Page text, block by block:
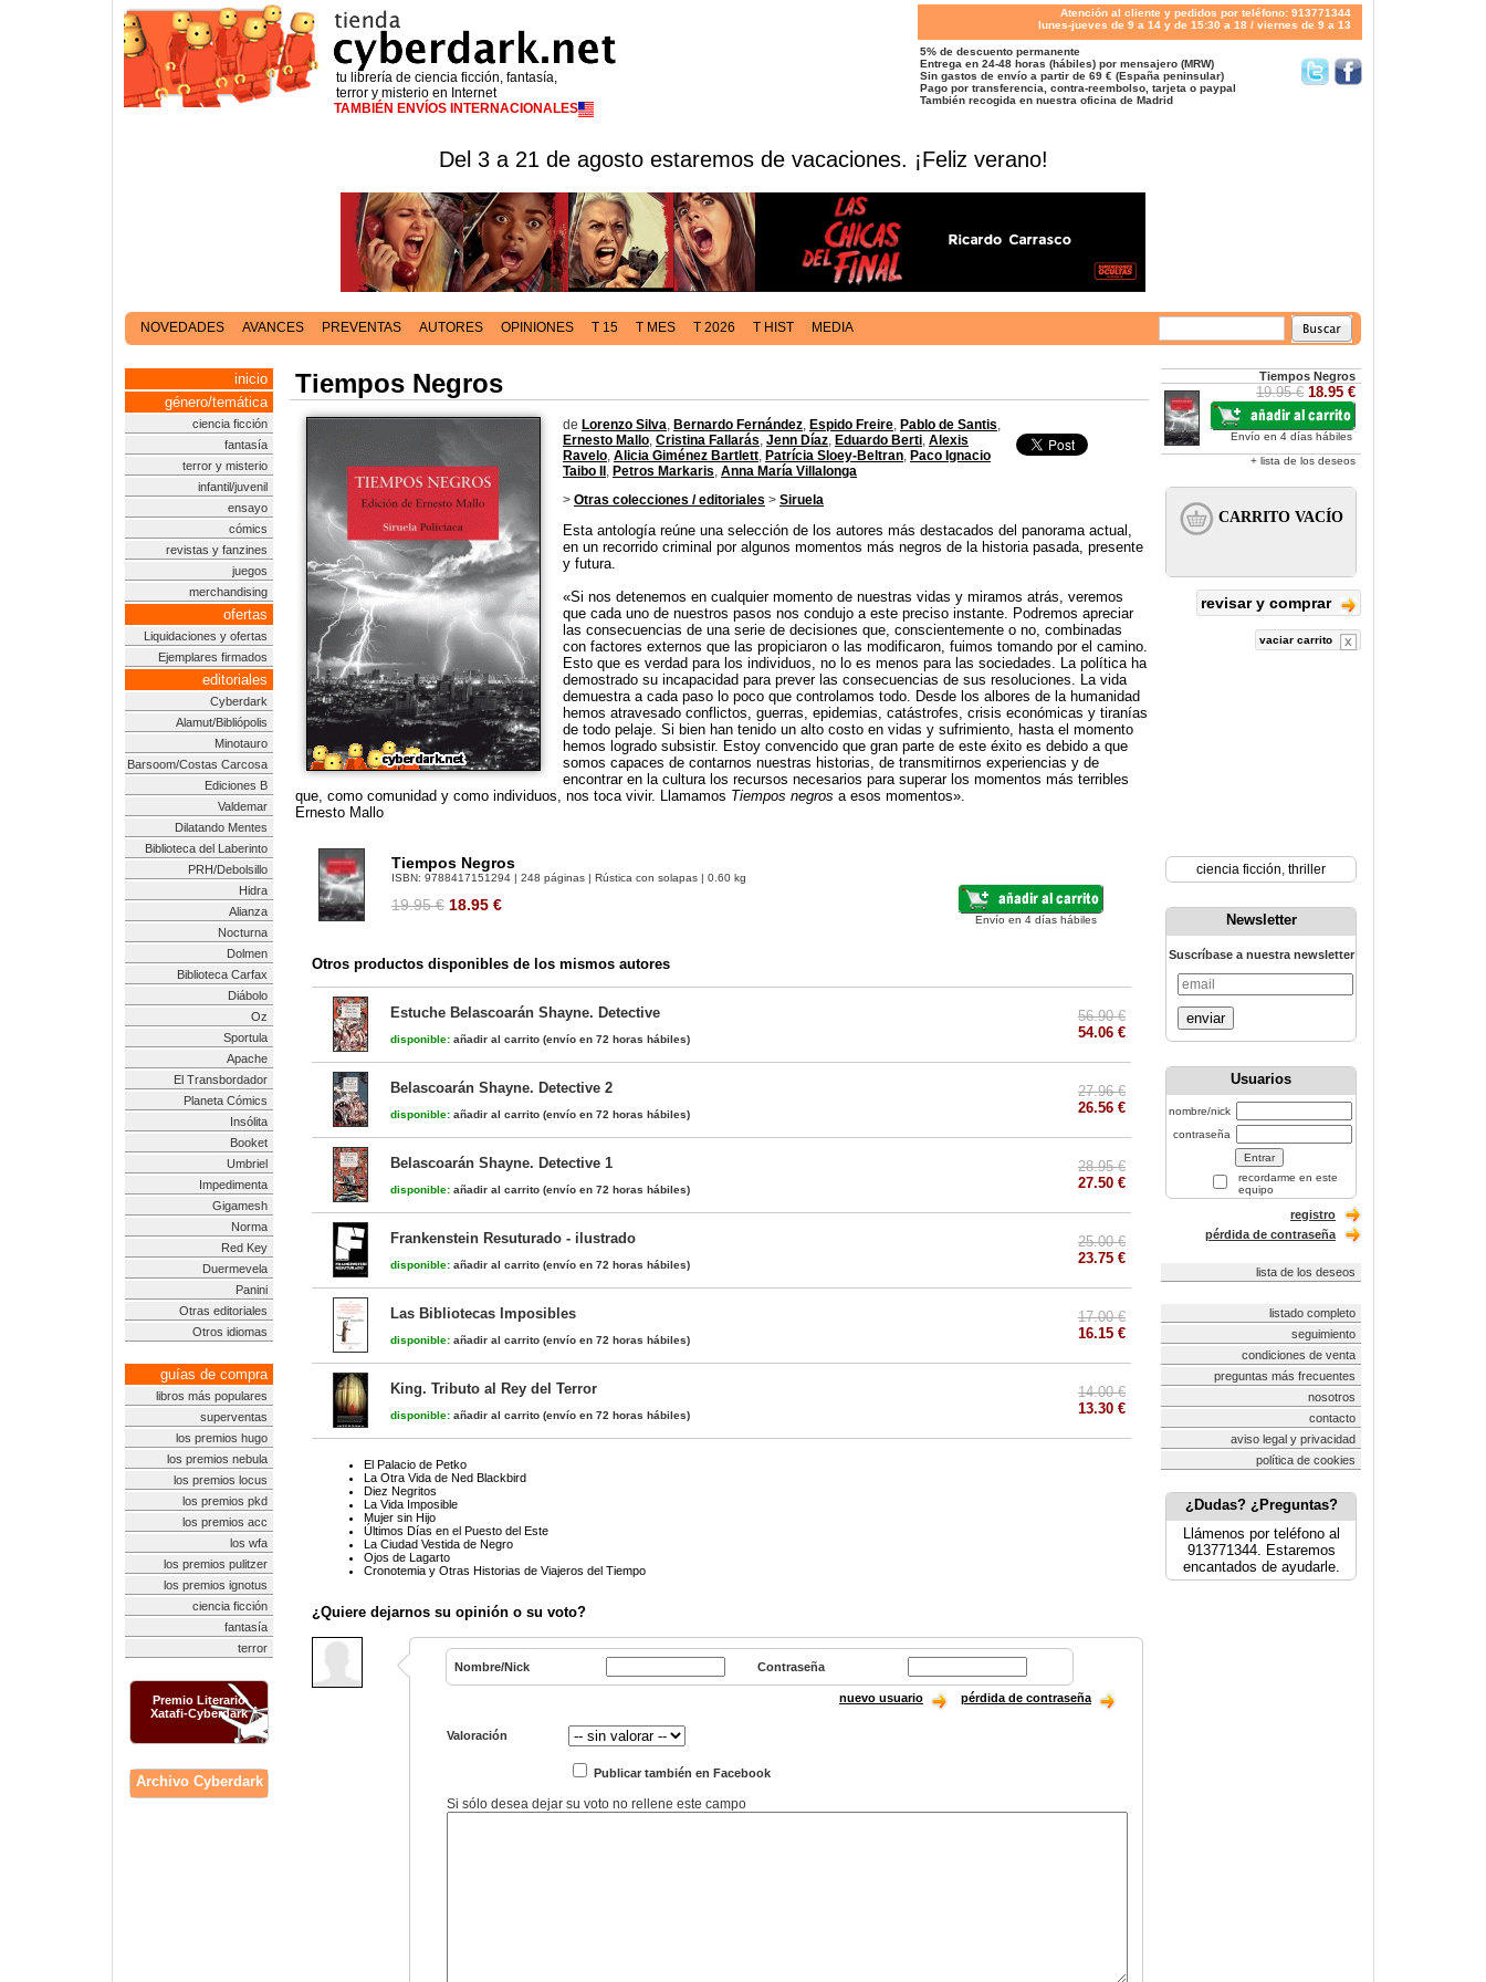
tu librería de ciencia ficción, fantasía,
terror y misterio en Internet
TAMBIÉN ENVÍOS INTERNACIONALES
Atención al cliente y pedidos por teléfono: 913771344
lunes-jueves de 9 a 14 y de 15:30 a 18 / viernes de 9 a 13
5% de descuento permanente
Entrega en 24-48 horas (hábiles) por mensajero (MRW)
Sin gastos de envío a partir de 69 € (España peninsular)
Pago por transferencia, contra-reembolso, tarjeta o paypal
También recogida en nuestra oficina de Madrid
Del 3 a 21 de agosto estaremos de vacaciones. ¡Feliz verano!
NOVEDADES AVANCES PREVENTAS AUTORES OPINIONES T 15 T MES T 2026 T HIST MEDIA
inicio
género/temática
ciencia ficción
fantasía
terror y misterio
infantil/juvenil
ensayo
cómics
revistas y fanzines
juegos
merchandising
ofertas
Liquidaciones y ofertas
Ejemplares firmados
editoriales
Cyberdark
Alamut/Bibliópolis
Minotauro
Barsoom/Costas Carcosa
Ediciones B
Valdemar
Dilatando Mentes
Biblioteca del Laberinto
PRH/Debolsillo
Hidra
Alianza
Nocturna
Dolmen
Biblioteca Carfax
Diábolo
Oz
Sportula
Apache
El Transbordador
Planeta Cómics
Insólita
Booket
Umbriel
Impedimenta
Gigamesh
Norma
Red Key
Duermevela
Panini
Otras editoriales
Otros idiomas
guías de compra
libros más populares
superventas
los premios hugo
los premios nebula
los premios locus
los premios pkd
los premios acc
los wfa
los premios pulitzer
los premios ignotus
ciencia ficción
fantasía
terror
Premio Literario
Xatafi-Cyberdark
Archivo Cyberdark
Tiempos Negros
de Lorenzo Silva, Bernardo Fernández, Espido Freire, Pablo de Santis,
Ernesto Mallo, Cristina Fallarás, Jenn Díaz, Eduardo Berti, Alexis
Ravelo, Alicia Giménez Bartlett, Patrícia Sloey-Beltran, Paco Ignacio
Taibo II , Petros Markaris, Anna María Villalonga
> Otras colecciones / editoriales > Siruela
Esta antología reúne una selección de los autores más destacados del panorama actual,
en un recorrido criminal por algunos momentos más negros de la historia pasada, presente
y futura.
«Si nos detenemos en cualquier momento de nuestras vidas y miramos atrás, veremos
que cada uno de nuestros pasos nos condujo a este preciso instante. Podremos apreciar
las consecuencias de una serie de decisiones que, conscientemente o no, combinadas
con factores externos que las propiciaron o las modificaron, fuimos tomando por el camino.
Esto que es verdad para los individuos, no lo es menos para las sociedades. La política ha
demostrado su incapacidad para prever las consecuencias de sus resoluciones. La vida
demuestra a cada paso lo poco que controlamos todo. Desde los albores de la humanidad
hemos atravesado conflictos, guerras, epidemias, catástrofes, crisis económicas y tiranías
de todo pelaje. Si bien han tenido un alto costo en vidas y sufrimiento, hasta el momento
hemos logrado subsistir. Estoy convencido que gran parte de este éxito es debido a que
somos capaces de contarnos nuestras historias, de transmitirnos experiencias y de
encontrar en la cultura los recursos necesarios para superar los momentos más terribles
que, como comunidad y como individuos, nos toca vivir. Llamamos Tiempos negros a esos momentos».
Ernesto Mallo
Tiempos Negros
ISBN: 9788417151294 | 248 páginas | Rústica con solapas | 0.60 kg
19.95 € 18.95 €
Envío en 4 días hábiles
Otros productos disponibles de los mismos autores
Estuche Belascoarán Shayne. Detective
disponible: añadir al carrito (envío en 72 horas hábiles)
56.90 €
54.06 €
Belascoarán Shayne. Detective 2
disponible: añadir al carrito (envío en 72 horas hábiles)
27.96 €
26.56 €
Belascoarán Shayne. Detective 1
disponible: añadir al carrito (envío en 72 horas hábiles)
28.95 €
27.50 €
Frankenstein Resuturado - ilustrado
disponible: añadir al carrito (envío en 72 horas hábiles)
25.00 €
23.75 €
Las Bibliotecas Imposibles
disponible: añadir al carrito (envío en 72 horas hábiles)
17.00 €
16.15 €
King. Tributo al Rey del Terror
disponible: añadir al carrito (envío en 72 horas hábiles)
14.00 €
13.30 €
El Palacio de Petko
La Otra Vida de Ned Blackbird
Diez Negritos
La Vida Imposible
Mujer sin Hijo
Últimos Días en el Puesto del Este
La Ciudad Vestida de Negro
Ojos de Lagarto
Cronotemia y Otras Historias de Viajeros del Tiempo
¿Quiere dejarnos su opinión o su voto?
Nombre/Nick Contraseña
nuevo usuario pérdida de contraseña
Valoración
Publicar también en Facebook
Si sólo desea dejar su voto no rellene este campo
Tiempos Negros
19.95 € 18.95 €
Envío en 4 días hábiles
+ lista de los deseos
revisar y comprar
vaciar carrito
ciencia ficción, thriller
Newsletter
Suscríbase a nuestra newsletter
enviar
Usuarios
nombre/nick
contraseña
recordarme en este
equipo
registro
pérdida de contraseña
lista de los deseos
listado completo
seguimiento
condiciones de venta
preguntas más frecuentes
nosotros
contacto
aviso legal y privacidad
política de cookies
¿Dudas? ¿Preguntas?
Llámenos por teléfono al
913771344. Estaremos
encantados de ayudarle.